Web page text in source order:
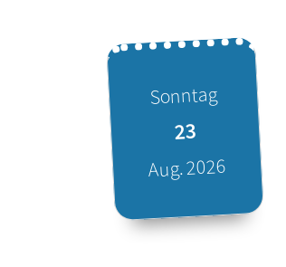
Sonntag
23
Aug. 2026
Datum: 23. August 2026